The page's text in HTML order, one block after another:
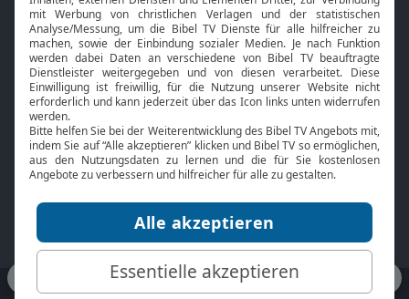
Bibelthek Online-Bibel
Nächster Gottesdienst
Bibel TV
Über uns
Jobs
Mediadaten
Service
Kontakt
TV-Empfang
bibeltv.de: Impressum Datenschutz